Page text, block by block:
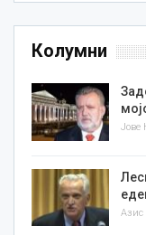
Колумни
Јове
Азис